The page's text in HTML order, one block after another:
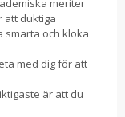
meriter
att duktiga
smarta och kloka
med dig för att
är att du